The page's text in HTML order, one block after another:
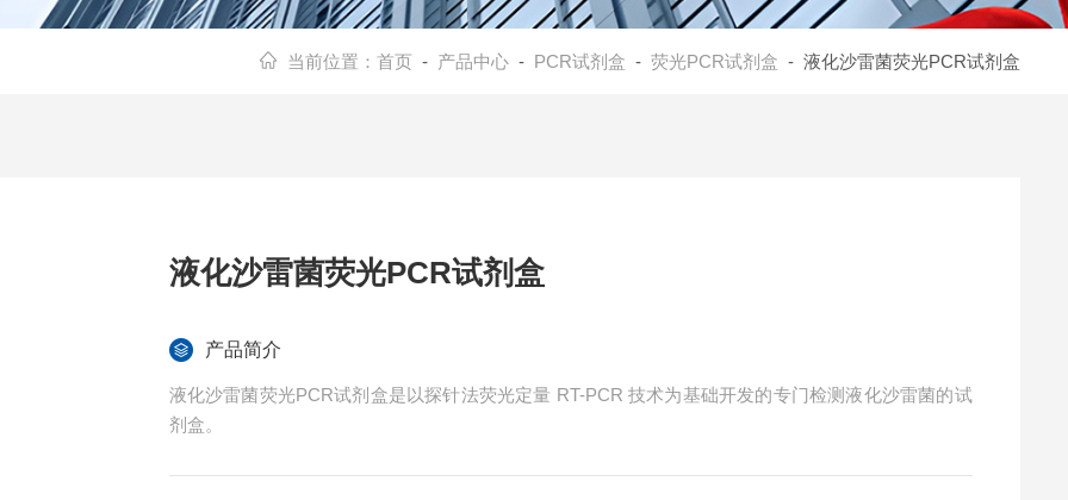
当前位置： 首页 - 产品中心- PCR试剂盒 - 荧光PCR试剂盒 - 液化沙雷菌荧光PCR试剂盒
液化沙雷菌荧光PCR试剂盒
产品简介
液化沙雷菌荧光PCR试剂盒是以探针法荧光定量 RT-PCR 技术为基础开发的专门检测液化沙雷菌的试
剂盒。